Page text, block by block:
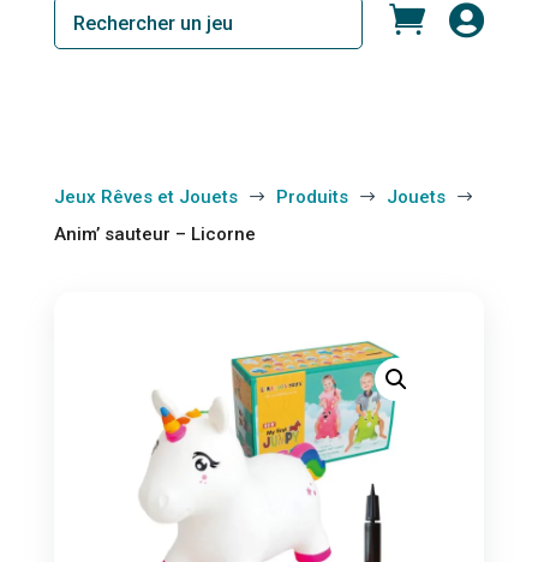
 
Jeux Rêves et Jouets $ Produits $ Jouets $
Anim’ sauteur – Licorne